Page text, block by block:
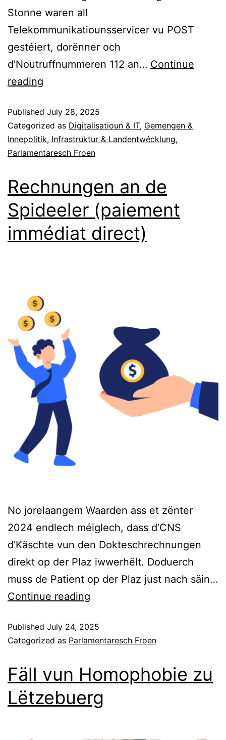
Stonne waren all
Telekommunikatiounsservicer vu POST
gestéiert, dorënner och
d’Noutruffnummeren 112 an… Continue
reading
Published July 28, 2025
Categorized as Digitalisatioun & IT, Gemengen &
Innepolitik, Infrastruktur & Landentwécklung,
Parlamentaresch Froen
Rechnungen an de
Spideeler (paiement
immédiat direct)
No jorelaangem Waarden ass et zënter
2024 endlech méiglech, dass d’CNS
d’Käschte vun den Dokteschrechnungen
direkt op der Plaz iwwerhëlt. Doduerch
muss de Patient op der Plaz just nach säin…
Continue reading
Published July 24, 2025
Categorized as Parlamentaresch Froen
Fäll vun Homophobie zu
Lëtzebuerg